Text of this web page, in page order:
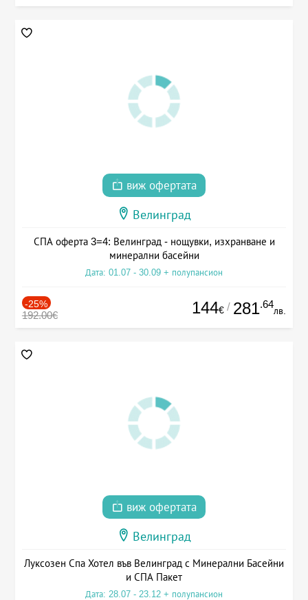
виж офертата
Велинград
СПА оферта 3=4: Велинград - нощувки, изхранване и
минерални басейни
Дата: 01.07 - 30.09 + полупансион
-25%
192.00€ 144€ / 281.64
лв.
виж офертата
Велинград
Луксозен Спа Хотел във Велинград с Минерални Басейни
и СПА Пакет
Дата: 28.07 - 23.12 + полупансион